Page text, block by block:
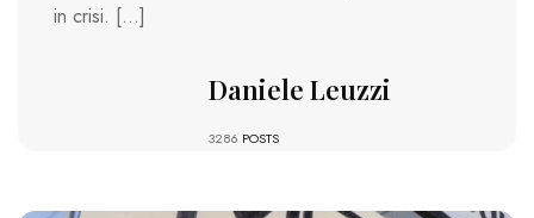
in crisi. […]
Daniele Leuzzi
3286 POSTS